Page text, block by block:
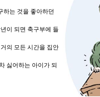
하는 것을 좋아하던
이 되면 축구부에 들
의 모든 시간을 집안
싫어하는 아이가 되